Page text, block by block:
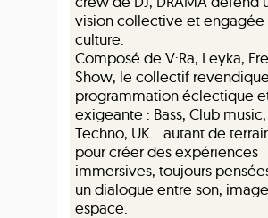
vision collective et engagée
culture.
Composé de V:Ra, Leyka,
Show, le collectif
programmation éclectique
exigeante : Bass, Club music,
Techno, UK… autant de
pour créer des expériences
immersives, toujours
un dialogue entre son,
espace.